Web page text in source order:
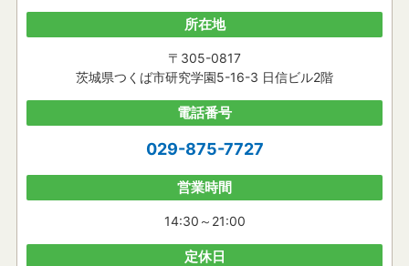
所在地
〒305-0817
茨城県つくば市研究学園5-16-3 日信ビル2階
電話番号
029-875-7727
営業時間
14:30～21:00
定休日